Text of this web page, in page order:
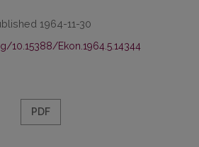
1964-11-30
10.15388/Ekon.1964.5.14344
PDF